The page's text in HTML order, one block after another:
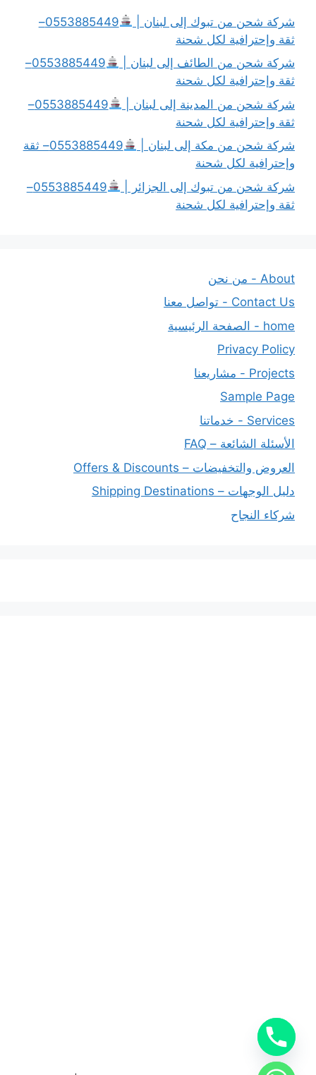
شركة شحن من تبوك إلى لبنان |
0553885449–
ثقة وإحترافية لكل شحنة
شركة شحن من الطائف إلى لبنان |
0553885449–
ثقة وإحترافية لكل شحنة
شركة شحن من المدينة إلى لبنان |
0553885449–
ثقة وإحترافية لكل شحنة
شركة شحن من مكة إلى لبنان |
0553885449– ثقة
وإحترافية لكل شحنة
شركة شحن من تبوك إلى الجزائر |
0553885449–
ثقة وإحترافية لكل شحنة
About - من نحن
Contact Us - تواصل معنا
home - الصفحة الرئيسية
Privacy Policy
Projects - مشاريعنا
Sample Page
Services - خدماتنا
الأسئلة الشائعة – FAQ
العروض والتخفيضات – Offers & Discounts
دليل الوجهات – Shipping Destinations
شركاء النجاح
شحن دولي بجدة